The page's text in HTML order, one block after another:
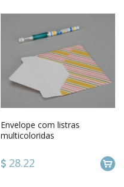
Envelope com listras
multicoloridas
28.22